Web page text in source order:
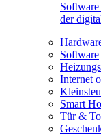
der
Software
Internet
Smart
Tür &